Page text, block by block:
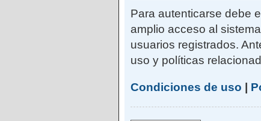
Para autenticarse debe
amplio acceso al
usuarios registrados.
uso y políticas
Condiciones de uso